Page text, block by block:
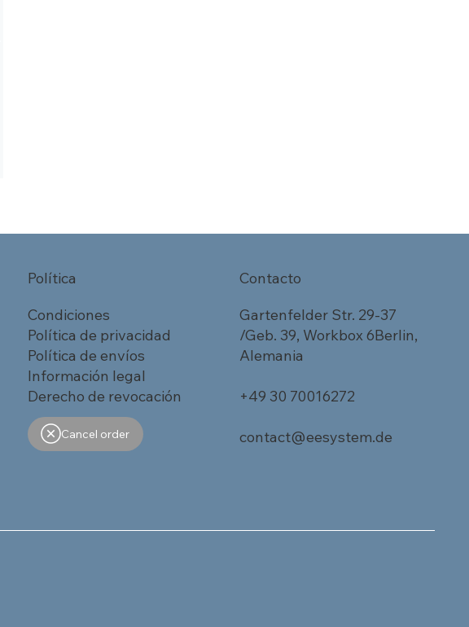
Política
Condiciones
Política de privacidad
Política de envíos
Información legal
Derecho de revocación
Cancel order
Contacto
Gartenfelder Str. 29-37
/Geb. 39, Workbox 6Berlin,
Alemania
+49 30 70016272
contact@eesystem.de